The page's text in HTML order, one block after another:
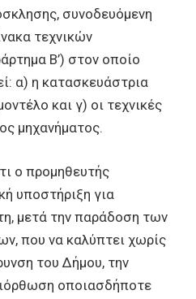
συνοδευόμενη
τεχνικών
Β’) στον οποίο
α) η κατασκευάστρια
και γ) οι τεχνικές
μηχανήματος.
ο προμηθευτής
υποστήριξη για
μετά την παράδοση των
που να καλύπτει χωρίς
του Δήμου, την
οποιασδήποτε